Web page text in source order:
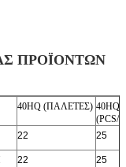
ΠΡΟΪΟΝΤΩΝ
40HQ (ΠΑΛΕΤΕΣ) 40HQ
(PCS/
22 25
22 25